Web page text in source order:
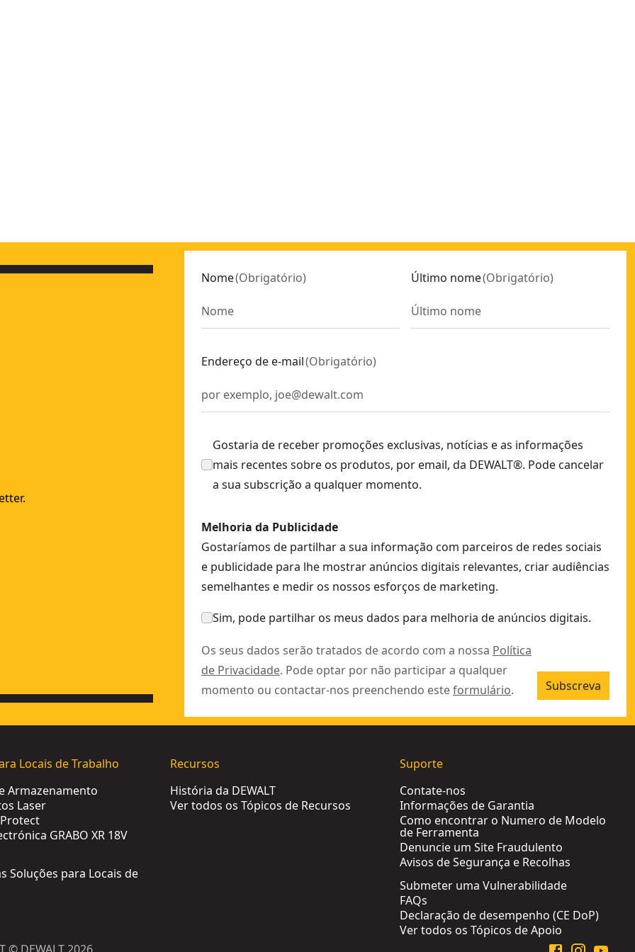
DCLE34031N-XJ
XJ
DCE089D1G-QW
DCLE34031D1-QW
Nome(Obrigatório) Último nome(Obrigatório)
Endereço de e-mail(Obrigatório)
Gostaria de receber promoções exclusivas, notícias e as informações
mais recentes sobre os produtos, por email, da DEWALT®. Pode cancelar
a sua subscrição a qualquer momento.
Melhoria da Publicidade
Gostaríamos de partilhar a sua informação com parceiros de redes sociais
e publicidade para lhe mostrar anúncios digitais relevantes, criar audiências
semelhantes e medir os nossos esforços de marketing.
Sim, pode partilhar os meus dados para melhoria de anúncios digitais.
Os seus dados serão tratados de acordo com a nossa Política
de Privacidade. Pode optar por não participar a qualquer
momento ou contactar-nos preenchendo esteformulário. Subscreva
Locais de Trabalho
Armazenamento
Laser
GRABO XR 18V
Soluções para Locais de
Recursos
História da DEWALT
Ver todos os Tópicos de Recursos
Suporte
Contate-nos
Informações de Garantia
Como encontrar o Numero de Modelo
de Ferramenta
Denuncie um Site Fraudulento
Avisos de Segurança e Recolhas
Submeter uma Vulnerabilidade
FAQs
Declaração de desempenho (CE DoP)
Ver todos os Tópicos de Apoio